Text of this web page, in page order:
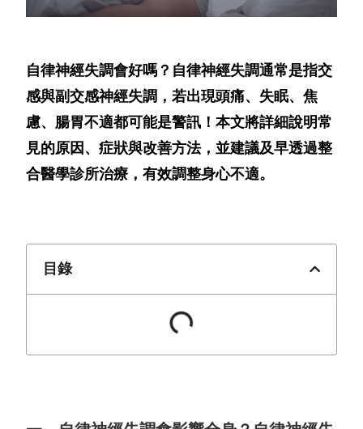
自律神經失調會好嗎？自律神經失調通常是指交
感與副交感神經失調，若出現頭痛、失眠、焦
慮、腸胃不適都可能是警訊！本文將詳細說明常
見的原因、症狀與改善方法，並建議及早透過整
合醫學診所治療，有效調整身心不適。
目錄